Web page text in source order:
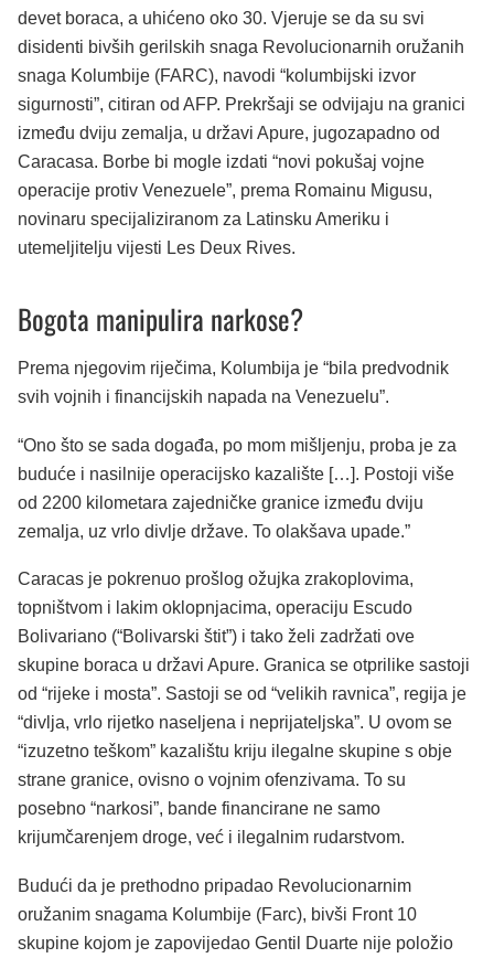
devet boraca, a uhićeno oko 30. Vjeruje se da su svi
disidenti bivših gerilskih snaga Revolucionarnih oružanih
snaga Kolumbije (FARC), navodi “kolumbijski izvor
sigurnosti”, citiran od AFP. Prekršaji se odvijaju na granici
između dviju zemalja, u državi Apure, jugozapadno od
Caracasa. Borbe bi mogle izdati “novi pokušaj vojne
operacije protiv Venezuele”, prema Romainu Migusu,
novinaru specijaliziranom za Latinsku Ameriku i
utemeljitelju vijesti Les Deux Rives.
Bogota manipulira narkose?
Prema njegovim riječima, Kolumbija je “bila predvodnik
svih vojnih i financijskih napada na Venezuelu”.
“Ono što se sada događa, po mom mišljenju, proba je za
buduće i nasilnije operacijsko kazalište […]. Postoji više
od 2200 kilometara zajedničke granice između dviju
zemalja, uz vrlo divlje države. To olakšava upade.”
Caracas je pokrenuo prošlog ožujka zrakoplovima,
topništvom i lakim oklopnjacima, operaciju Escudo
Bolivariano (“Bolivarski štit”) i tako želi zadržati ove
skupine boraca u državi Apure. Granica se otprilike sastoji
od “rijeke i mosta”. Sastoji se od “velikih ravnica”, regija je
“divlja, vrlo rijetko naseljena i neprijateljska”. U ovom se
“izuzetno teškom” kazalištu kriju ilegalne skupine s obje
strane granice, ovisno o vojnim ofenzivama. To su
posebno “narkosi”, bande financirane ne samo
krijumčarenjem droge, već i ilegalnim rudarstvom.
Budući da je prethodno pripadao Revolucionarnim
oružanim snagama Kolumbije (Farc), bivši Front 10
skupine kojom je zapovijedao Gentil Duarte nije položio